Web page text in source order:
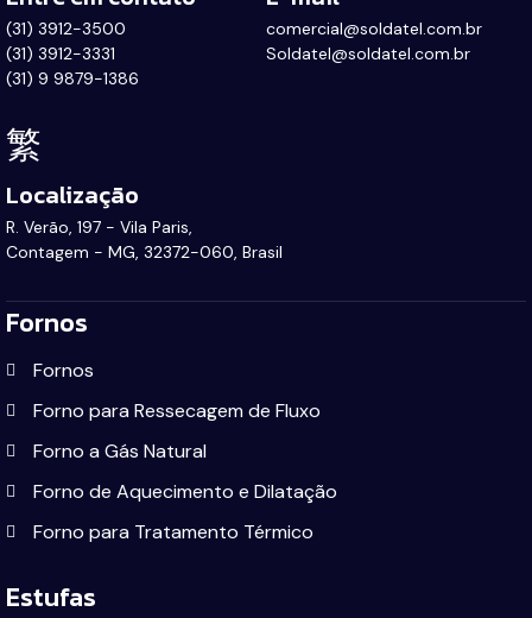
(31) 3912-3500
(31) 3912-3331
(31) 9 9879-1386
comercial@soldatel.com.br
Soldatel@soldatel.com.br
Localização
R. Verão, 197 - Vila Paris,
Contagem - MG, 32372-060, Brasil
Fornos
Fornos
Forno para Ressecagem de Fluxo
Forno a Gás Natural
Forno de Aquecimento e Dilatação
Forno para Tratamento Térmico
Estufas